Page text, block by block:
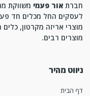
חברת אור פעמי משווקת
לעסקים החל מכלים חד
מוצרי אריזה מקרטון, כלים
מוצרים רבים.
ניווט מהיר
דף הבית